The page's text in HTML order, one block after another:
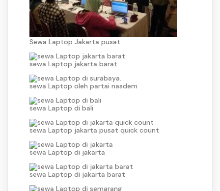
Sewa Laptop Jakarta pusat
sewa Laptop jakarta barat
sewa Laptop oleh partai nasdem
sewa Laptop di bali
sewa Laptop jakarta pusat quick count
sewa Laptop di jakarta
sewa Laptop di jakarta barat